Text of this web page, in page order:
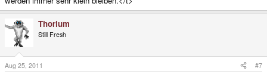
Thorium
Still Fresh
Aug 25, 2011 #7